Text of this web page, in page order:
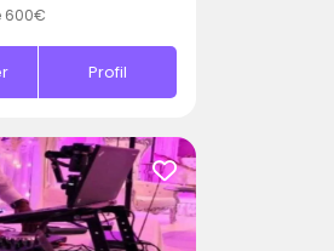
600€
Profil